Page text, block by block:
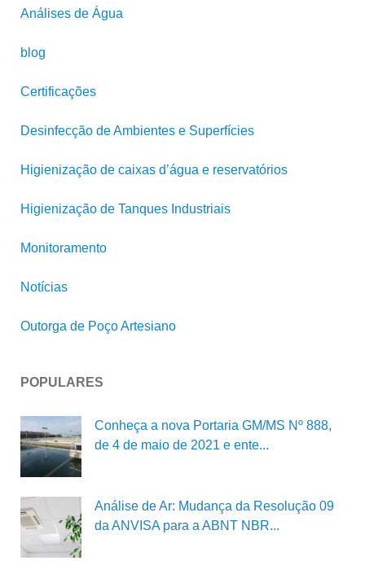
Análises de Água
blog
Certificações
Desinfecção de Ambientes e Superfícies
Higienização de caixas d’água e reservatórios
Higienização de Tanques Industriais
Monitoramento
Notícias
Outorga de Poço Artesiano
POPULARES
Conheça a nova Portaria GM/MS Nº 888,
de 4 de maio de 2021 e ente...
Análise de Ar: Mudança da Resolução 09
da ANVISA para a ABNT NBR...